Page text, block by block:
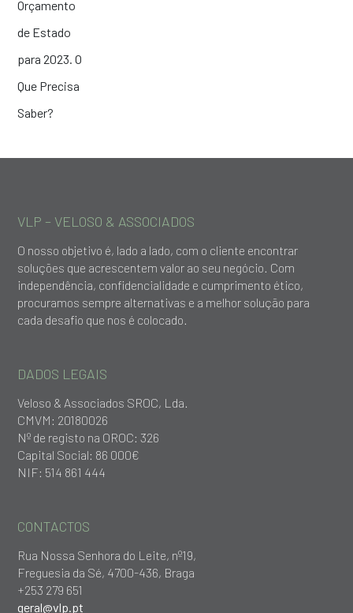
VLP – VELOSO & ASSOCIADOS
O nosso objetivo é, lado a lado, com o cliente encontrar
soluções que acrescentem valor ao seu negócio. Com
independência, confidencialidade e cumprimento ético,
procuramos sempre alternativas e a melhor solução para
cada desafio que nos é colocado.
DADOS LEGAIS
Veloso & Associados SROC, Lda.
CMVM: 20180026
Nº de registo na OROC: 326
Capital Social: 86 000€
NIF: 514 861 444
CONTACTOS
Rua Nossa Senhora do Leite, nº19,
Freguesia da Sé, 4700-436, Braga
+253 279 651
geral@vlp.pt